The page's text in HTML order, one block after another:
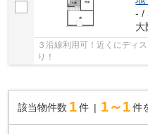
- /
大
３沿線利用可！近くにディ
り！
該当物件数 1件 1～1 件